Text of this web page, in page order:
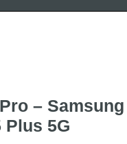
– Samsung
Plus 5G